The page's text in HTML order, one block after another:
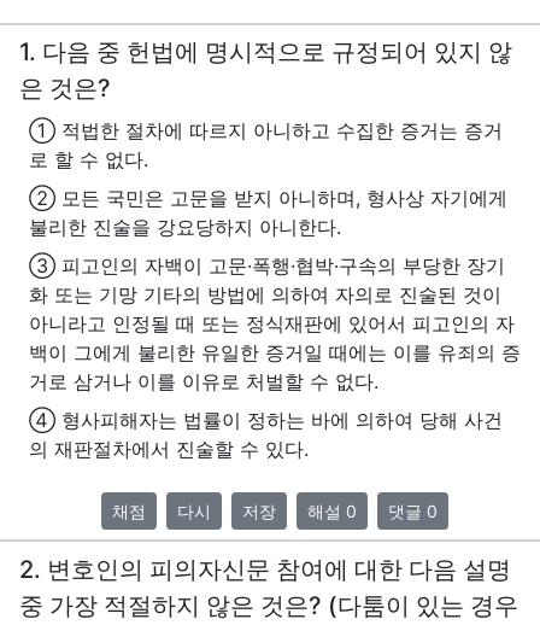
1. 다음 중 헌법에 명시적으로 규정되어 있지 않
은 것은?
① 적법한 절차에 따르지 아니하고 수집한 증거는 증거
로 할 수 없다.
② 모든 국민은 고문을 받지 아니하며, 형사상 자기에게
불리한 진술을 강요당하지 아니한다.
③ 피고인의 자백이 고문·폭행·협박·구속의 부당한 장기
화 또는 기망 기타의 방법에 의하여 자의로 진술된 것이
아니라고 인정될 때 또는 정식재판에 있어서 피고인의 자
백이 그에게 불리한 유일한 증거일 때에는 이를 유죄의 증
거로 삼거나 이를 이유로 처벌할 수 없다.
④ 형사피해자는 법률이 정하는 바에 의하여 당해 사건
의 재판절차에서 진술할 수 있다.
채점 다시 저장 해설 0 댓글 0
2. 변호인의 피의자신문 참여에 대한 다음 설명
중 가장 적절하지 않은 것은? (다툼이 있는 경우